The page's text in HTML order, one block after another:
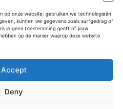
op onze website, gebruiken we technologieën
kunnen we gegevens zoals surfgedrag of
je geen toestemming geeft of jouw
op de manier waarop deze website
Accept
Deny
voor de verwonderde
onze lezers met elkaar gemeen
houden van de magische